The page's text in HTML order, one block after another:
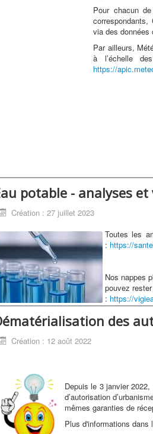
Pour chacun
correspondants,
via des données
Par ailleurs,
à l’échelle
https://
potable - analyses
Création : 27 juillet 2023
Toutes les
: https://
Nos nappes
pouvez
: https://
des
Création : 12 août 2022
Depuis le 3 janvier
d’autorisation
mêmes garanties de
Plus d'informations